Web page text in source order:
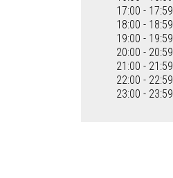
17:00 - 17:59
18:00 - 18:59
19:00 - 19:59
20:00 - 20:59
21:00 - 21:59
22:00 - 22:59
23:00 - 23:59